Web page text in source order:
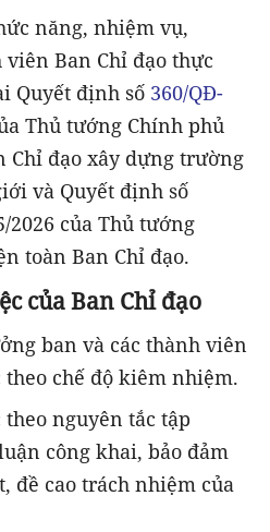
năng, nhiệm vụ,
Ban Chỉ đạo thực
Quyết định số 360/QĐ-
Thủ tướng Chính phủ
Chỉ đạo xây dựng trường
và Quyết định số
2026 của Thủ tướng
toàn Ban Chỉ đạo.
của Ban Chỉ đạo
ban và các thành viên
chế độ kiêm nhiệm.
nguyên tắc tập
công khai, bảo đảm
đề cao trách nhiệm của